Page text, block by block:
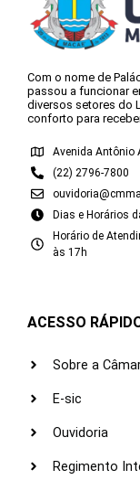
Com o nome de
passou a funcionar
diversos setores do
conforto para
Avenida Antônio
(22) 2796-7800
Dias e Horários
Horário de
às 17h
ACESSO
Sobre a
E-sic
Ouvidoria
Regimento